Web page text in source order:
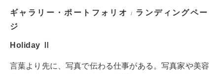
ギャラリー・ポートフォリオ / ランディングペー
ジ
Holiday Ⅱ
言葉より先に、写真で伝わる仕事がある。写真家や美容